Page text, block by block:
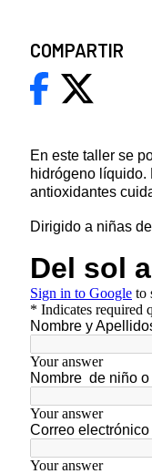
En este taller se
hidrógeno líquido.
antioxidantes
Dirigido a niñas
COMPARTIR